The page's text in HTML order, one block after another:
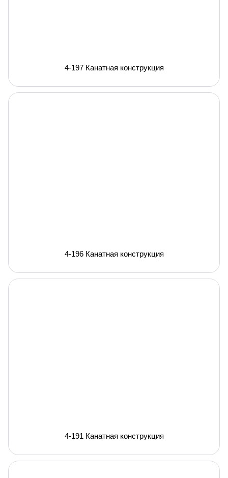
4-197 Канатная конструкция
4-196 Канатная конструкция
4-191 Канатная конструкция